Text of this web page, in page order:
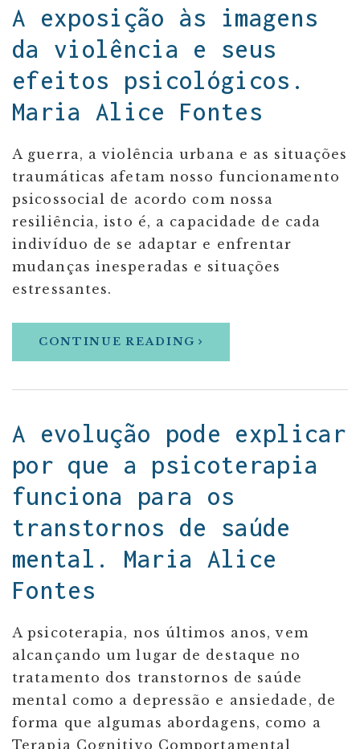
A exposição às imagens
da violência e seus
efeitos psicológicos.
Maria Alice Fontes
A guerra, a violência urbana e as situações
traumáticas afetam nosso funcionamento
psicossocial de acordo com nossa
resiliência, isto é, a capacidade de cada
indivíduo de se adaptar e enfrentar
mudanças inesperadas e situações
estressantes.
CONTINUE READING
A evolução pode explicar
por que a psicoterapia
funciona para os
transtornos de saúde
mental. Maria Alice
Fontes
A psicoterapia, nos últimos anos, vem
alcançando um lugar de destaque no
tratamento dos transtornos de saúde
mental como a depressão e ansiedade, de
forma que algumas abordagens, como a
Terapia Cognitivo Comportamental